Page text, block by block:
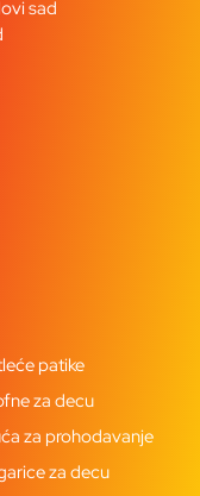
sad
patike
za decu
za prohodavanje
za decu